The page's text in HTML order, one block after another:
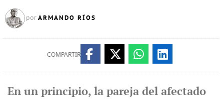
por ARMANDO RÍOS
COMPARTIR
En un principio, la pareja del afectado